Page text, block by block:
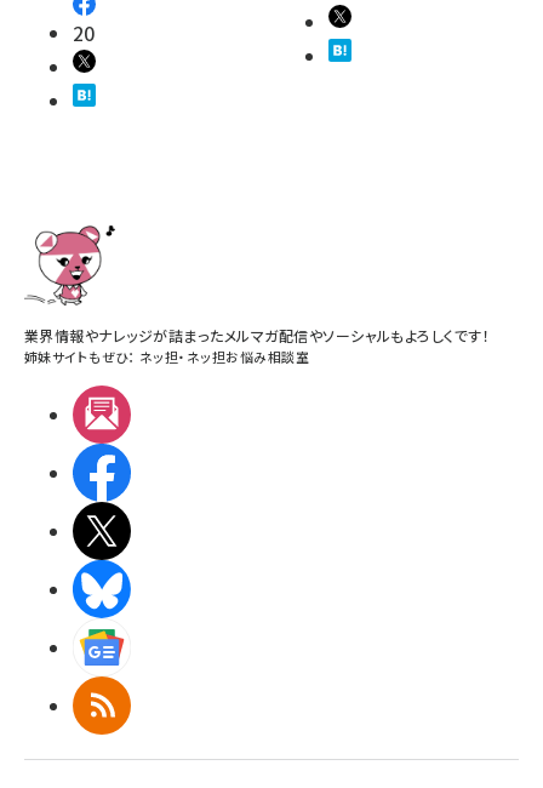
20
業界情報やナレッジが詰まったメルマガ配信やソーシャルもよろしくです！
姉妹サイトもぜひ： ネッ担・ ネッ担お悩み相談室
RSS